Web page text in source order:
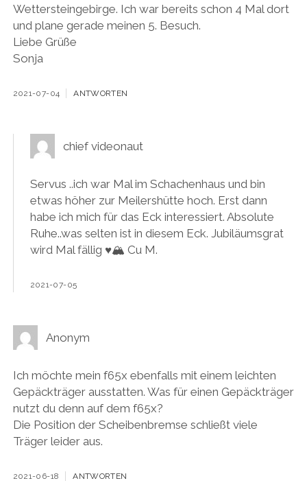
Wettersteingebirge. Ich war bereits schon 4 Mal dort
und plane gerade meinen 5. Besuch.
Liebe Grüße
Sonja
2021-07-04 ANTWORTEN
chief videonaut
Servus ..ich war Mal im Schachenhaus und bin
etwas höher zur Meilershütte hoch. Erst dann
habe ich mich für das Eck interessiert. Absolute
Ruhe..was selten ist in diesem Eck. Jubiläumsgrat
wird Mal fällig ♥️🏔️ Cu M.
2021-07-05
Anonym
Ich möchte mein f65x ebenfalls mit einem leichten
Gepäckträger ausstatten. Was für einen Gepäckträger
nutzt du denn auf dem f65x?
Die Position der Scheibenbremse schließt viele
Träger leider aus.
2021-06-18 ANTWORTEN